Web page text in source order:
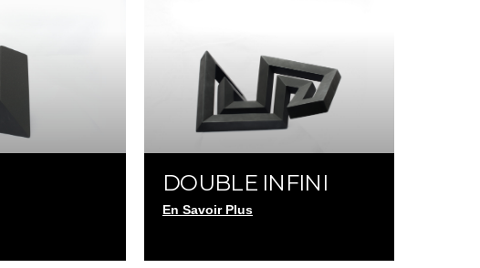
DOUBLE INFINI
En Savoir Plus